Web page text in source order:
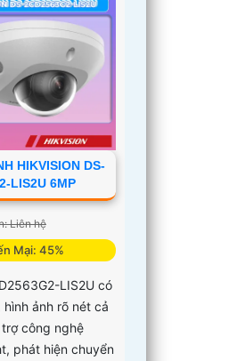
HIKVISION DS-
LIS2U 6MP
Liên hệ
Mại: 45%
LIS2U có
ảnh rõ nét cả
công nghệ
phát hiện chuyển